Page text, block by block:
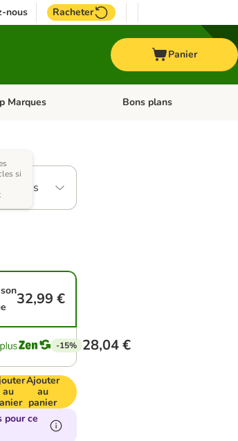
nous Racheter
Panier
les catégories: Cheval
Marques Dérouler les catégories: Top
Bons plans
si
32,99 €
-15% 28,04 €
au
Ajouter
au
panier
pour ce